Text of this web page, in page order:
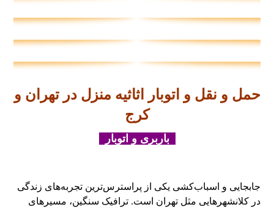
حمل و نقل و اتوبار اثاثیه منزل در تهران و
کرج
باربری و اتوبار
جابجایی و اسباب‌کشی یکی از پراسترس‌ترین تجربه‌های زندگی
در کلانشهرهایی مثل تهران است. ترافیک سنگین، مسیرهای